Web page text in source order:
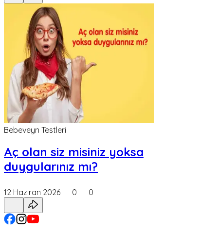
Bebeveyn Testleri
Aç olan siz misiniz yoksa
duygularınız mı?
12 Haziran 2026 0 0